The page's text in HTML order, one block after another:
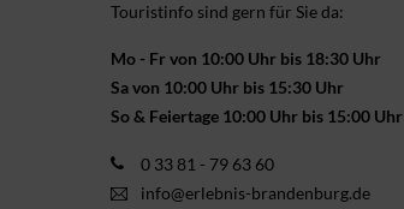
Touristinfo sind gern für Sie da:
Mo - Fr von 10:00 Uhr bis 18:30 Uhr
Sa von 10:00 Uhr bis 15:30 Uhr
So & Feiertage 10:00 Uhr bis 15:00 Uhr
0 33 81 - 79 63 60
info@erlebnis-brandenburg.de